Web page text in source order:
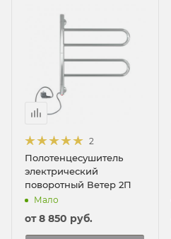
2
Полотенцесушитель
электрический
поворотный Ветер 2П
Мало
от8 850 руб.